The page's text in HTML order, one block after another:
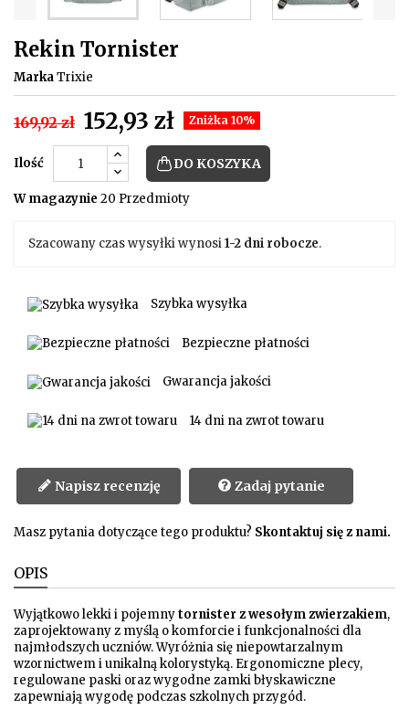
Rekin Tornister
MarkaTrixie
169,92 zł 152,93 zł Zniżka 10%
Ilość DO KOSZYKA
W magazynie 20 Przedmioty
Szacowany czas wysyłki wynosi1-2 dni robocze.
Szybka wysyłka
Bezpieczne płatności
Gwarancja jakości
14 dni na zwrot towaru
Napisz recenzję Zadaj pytanie
Masz pytania dotyczące tego produktu? Skontaktuj się z nami.
OPIS
Wyjątkowo lekki i pojemnytornister z wesołym zwierzakiem,
zaprojektowany z myślą o komforcie i funkcjonalności dla
najmłodszych uczniów. Wyróżnia się niepowtarzalnym
wzornictwem i unikalną kolorystyką. Ergonomiczne plecy,
regulowane paski oraz wygodne zamki błyskawiczne
zapewniają wygodę podczas szkolnych przygód.